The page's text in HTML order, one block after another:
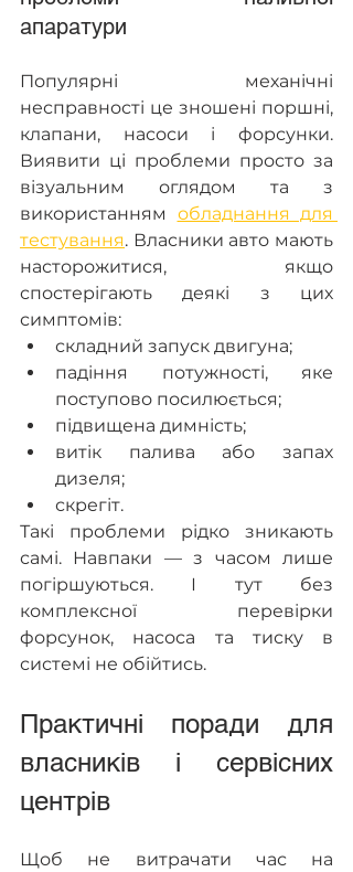
апаратури
Популярні механічні
несправності це зношені поршні,
клапани, насоси і форсунки.
Виявити ці проблеми просто за
візуальним оглядом та з
використанням обладнання для
тестування. Власники авто мають
насторожитися, якщо
спостерігають деякі з цих
симптомів:
складний запуск двигуна;
падіння потужності, яке
поступово посилюється;
підвищена димність;
витік палива або запах
дизеля;
скрегіт.
Такі проблеми рідко зникають
самі. Навпаки — з часом лише
погіршуються. І тут без
комплексної перевірки
форсунок, насоса та тиску в
системі не обійтись.
Практичні поради для
власників і сервісних
центрів
Щоб не витрачати час на